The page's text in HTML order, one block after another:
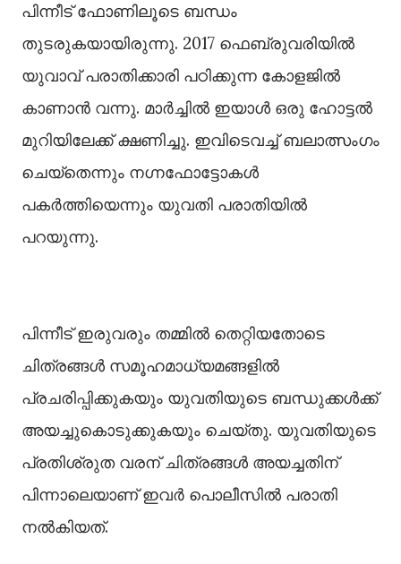
പിന്നീട് ഫോണിലൂടെ ബന്ധം
തുടരുകയായിരുന്നു. 2017 ഫെബ്രുവരിയില്‍
യുവാവ് പരാതിക്കാരി പഠിക്കുന്ന കോളജില്‍
കാണാൻ വന്നു. മാർച്ചില്‍ ഇയാള്‍ ഒരു ഹോട്ടല്‍
മുറിയിലേക്ക് ക്ഷണിച്ചു. ഇവിടെവച്ച്‌ ബലാത്സംഗം
ചെയ്തെന്നും നഗ്നഫോട്ടോകള്‍
പകർത്തിയെന്നും യുവതി പരാതിയില്‍
പറയുന്നു.
പിന്നീട് ഇരുവരും തമ്മില്‍ തെറ്റിയതോടെ
ചിത്രങ്ങള്‍ സമൂഹമാധ്യമങ്ങളില്‍
പ്രചരിപ്പിക്കുകയും യുവതിയുടെ ബന്ധുക്കള്‍ക്ക്
അയച്ചുകൊടുക്കുകയും ചെയ്തു. യുവതിയുടെ
പ്രതിശ്രുത വരന് ചിത്രങ്ങള്‍ അയച്ചതിന്
പിന്നാലെയാണ് ഇവർ പൊലീസില്‍ പരാതി
നല്‍കിയത്.